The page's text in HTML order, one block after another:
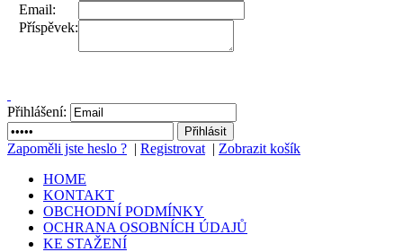
Email:
Příspěvek:
Přihlášení:
Zapoměli jste heslo ? | Registrovat | Zobrazit košík
HOME
KONTAKT
OBCHODNÍ PODMÍNKY
OCHRANA OSOBNÍCH ÚDAJŮ
KE STAŽENÍ